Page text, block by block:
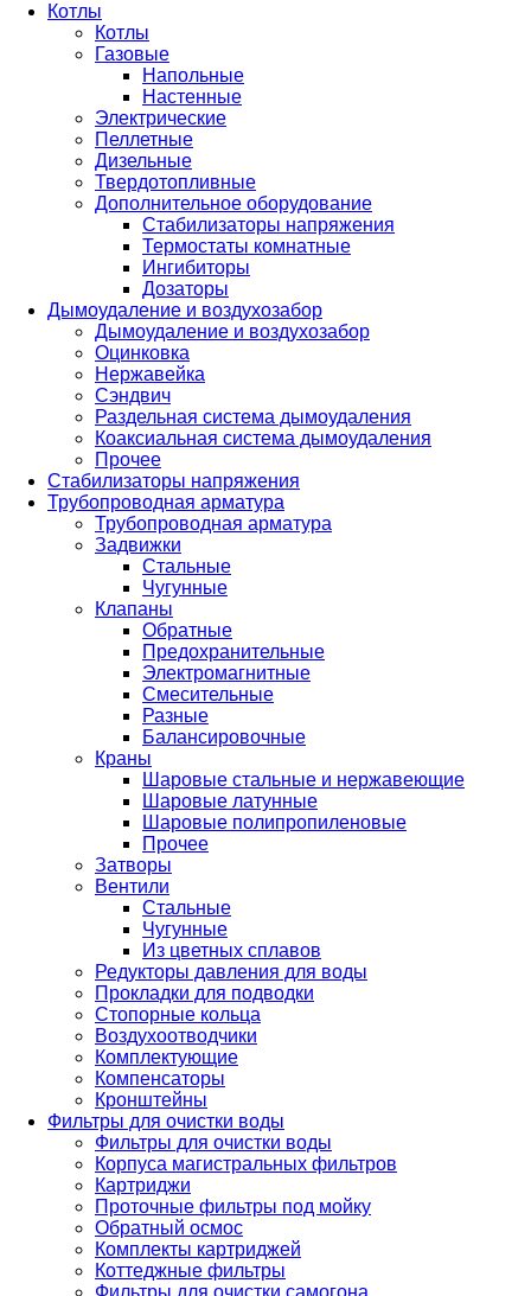
Котлы
Котлы
Газовые
Напольные
Настенные
Электрические
Пеллетные
Дизельные
Твердотопливные
Дополнительное оборудование
Стабилизаторы напряжения
Термостаты комнатные
Ингибиторы
Дозаторы
Дымоудаление и воздухозабор
Дымоудаление и воздухозабор
Оцинковка
Нержавейка
Сэндвич
Раздельная система дымоудаления
Коаксиальная система дымоудаления
Прочее
Стабилизаторы напряжения
Трубопроводная арматура
Трубопроводная арматура
Задвижки
Стальные
Чугунные
Клапаны
Обратные
Предохранительные
Электромагнитные
Смесительные
Разные
Балансировочные
Краны
Шаровые стальные и нержавеющие
Шаровые латунные
Шаровые полипропиленовые
Прочее
Затворы
Вентили
Стальные
Чугунные
Из цветных сплавов
Редукторы давления для воды
Прокладки для подводки
Стопорные кольца
Воздухоотводчики
Комплектующие
Компенсаторы
Кронштейны
Фильтры для очистки воды
Фильтры для очистки воды
Корпуса магистральных фильтров
Картриджи
Проточные фильтры под мойку
Обратный осмос
Комплекты картриджей
Коттеджные фильтры